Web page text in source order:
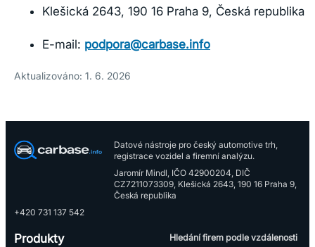
Klešická 2643, 190 16 Praha 9, Česká republika
E-mail: podpora@carbase.info
Aktualizováno: 1. 6. 2026
Datové nástroje pro český automotive trh,
registrace vozidel a firemní analýzu.
Jaromír Mindl, IČO 42900204, DIČ
CZ7211073309, Klešická 2643, 190 16 Praha 9,
Česká republika
+420 731 137 542
Produkty
Hledání firem podle vzdálenosti